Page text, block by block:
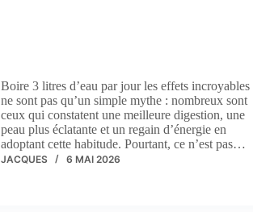
Boire 3 litres d’eau par jour les effets incroyables
ne sont pas qu’un simple mythe : nombreux sont
ceux qui constatent une meilleure digestion, une
peau plus éclatante et un regain d’énergie en
adoptant cette habitude. Pourtant, ce n’est pas…
JACQUES 6 MAI 2026